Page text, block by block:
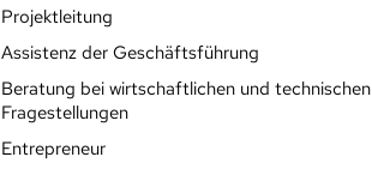
Projektleitung
Assistenz der Geschäftsführung
Beratung bei wirtschaftlichen und technischen
Fragestellungen
Entrepreneur